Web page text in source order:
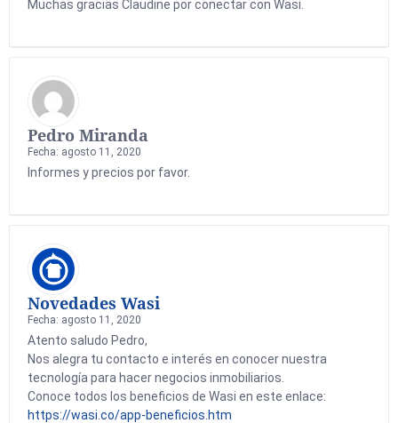
Muchas gracias Claudine por conectar con Wasi.
Pedro Miranda
Fecha: agosto 11, 2020
Informes y precios por favor.
Novedades Wasi
Fecha: agosto 11, 2020
Atento saludo Pedro,
Nos alegra tu contacto e interés en conocer nuestra
tecnología para hacer negocios inmobiliarios.
Conoce todos los beneficios de Wasi en este enlace:
https://wasi.co/app-beneficios.htm